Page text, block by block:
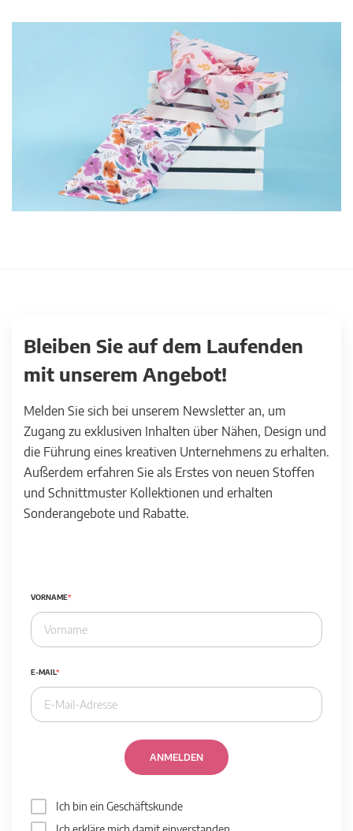
Bleiben Sie auf dem Laufenden
mit unserem Angebot!
Melden Sie sich bei unserem Newsletter an, um
Zugang zu exklusiven Inhalten über Nähen, Design und
die Führung eines kreativen Unternehmens zu erhalten.
Außerdem erfahren Sie als Erstes von neuen Stoffen
und Schnittmuster Kollektionen und erhalten
Sonderangebote und Rabatte.
VORNAME
E-MAIL
ANMELDEN
Ich bin ein Geschäftskunde